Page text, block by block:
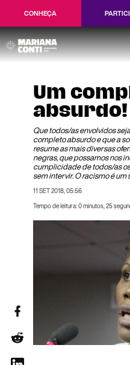
CONHEÇA
Um
absurdo!
Que todos/as envolvidos
completo absurdo e que a
resume as mais diversas
negras, que possamos nos
cumplicidade de todos/as
sem intervir. O racismo é
11 SET 2018, 05:56
Tempo de leitura: 0 minutos, 25